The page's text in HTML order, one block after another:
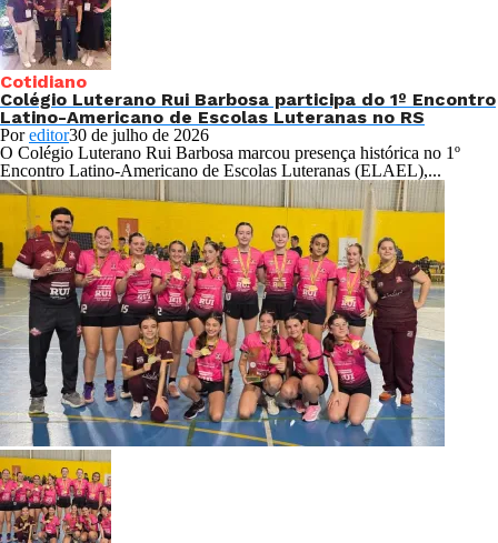
Cotidiano
Colégio Luterano Rui Barbosa participa do 1º Encontro
Latino-Americano de Escolas Luteranas no RS
Poreditor30 de julho de 2026
O Colégio Luterano Rui Barbosa marcou presença histórica no 1º
Encontro Latino-Americano de Escolas Luteranas (ELAEL),...